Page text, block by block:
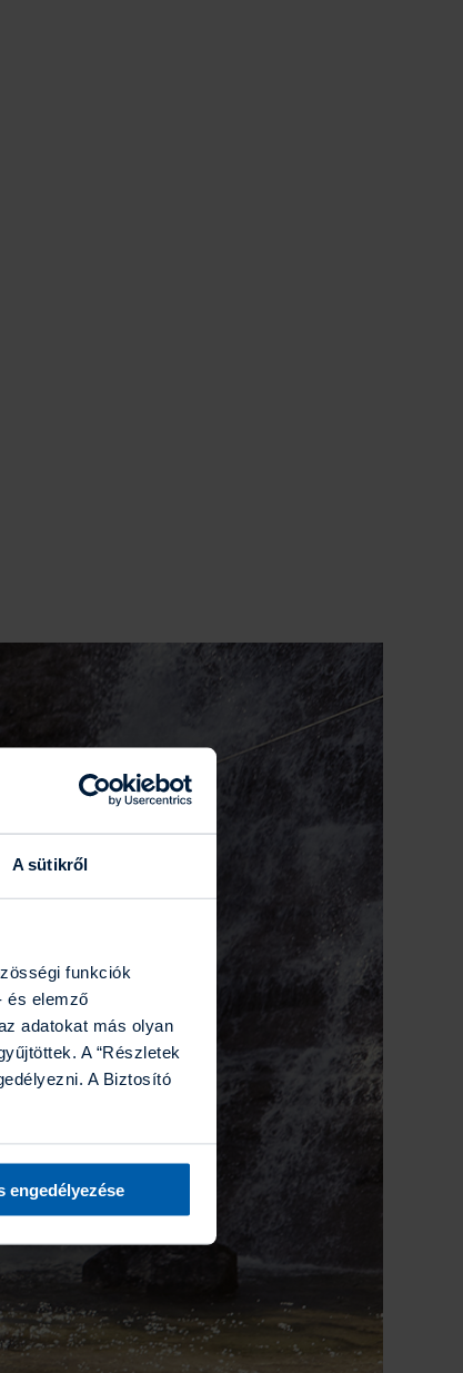
A sütikről
funkciók
és elemző
adatokat más olyan
A “Részletek
A Biztosító
engedélyezése